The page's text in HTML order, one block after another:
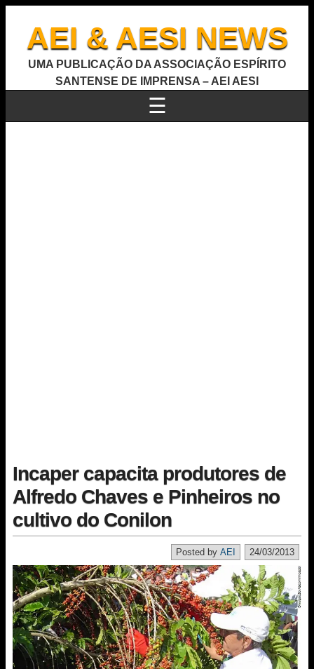
AEI & AESI NEWS
UMA PUBLICAÇÃO DA ASSOCIAÇÃO ESPÍRITO
SANTENSE DE IMPRENSA – AEI AESI
☰
Incaper capacita produtores de
Alfredo Chaves e Pinheiros no
cultivo do Conilon
24/03/2013
Posted by AEI